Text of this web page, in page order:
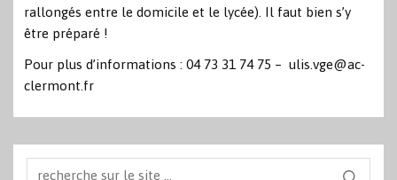
rallongés entre le domicile et le lycée). Il faut bien s’y
être préparé !
Pour plus d’informations : 04 73 31 74 75 – ulis.vge@ac-
clermont.fr